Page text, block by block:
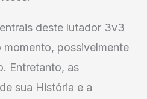
deste lutador 3v3
momento, possivelmente
Entretanto, as
sua História e a